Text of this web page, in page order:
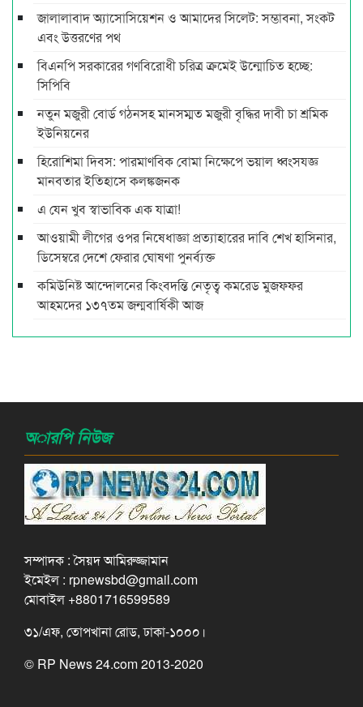
জালালাবাদ অ্যাসোসিয়েশন ও আমাদের সিলেট: সম্ভাবনা, সংকট
এবং উত্তরণের পথ
বিএনপি সরকারের গণবিরোধী চরিত্র ক্রমেই উন্মোচিত হচ্ছে:
সিপিবি
নতুন মজুরী বোর্ড গঠনসহ মানসম্মত মজুরী বৃদ্ধির দাবী চা শ্রমিক
ইউনিয়নের
হিরোশিমা দিবস: পারমাণবিক বোমা নিক্ষেপে ভয়াল ধ্বংসযজ্ঞ
মানবতার ইতিহাসে কলঙ্কজনক
এ যেন খুব স্বাভাবিক এক যাত্রা!
আওয়ামী লীগের ওপর নিষেধাজ্ঞা প্রত্যাহারের দাবি শেখ হাসিনার,
ডিসেম্বরে দেশে ফেরার ঘোষণা পুনর্ব্যক্ত
কমিউনিষ্ট আন্দোলনের কিংবদন্তি নেতৃত্ব কমরেড মুজফ্ফর
আহমদের ১৩৭তম জন্মবার্ষিকী আজ
অারপি নিউজ
সম্পাদক : সৈয়দ আমিরুজ্জামান
ইমেইল : rpnewsbd@gmail.com
মোবাইল +8801716599589
৩১/এফ, তোপখানা রোড, ঢাকা-১০০০।
© RP News 24.com 2013-2020